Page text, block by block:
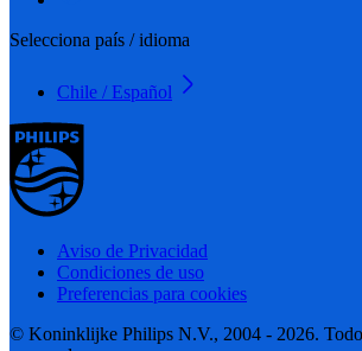
Selecciona país / idioma
Chile / Español
Aviso de Privacidad
Condiciones de uso
Preferencias para cookies
© Koninklijke Philips N.V., 2004 - 2026.